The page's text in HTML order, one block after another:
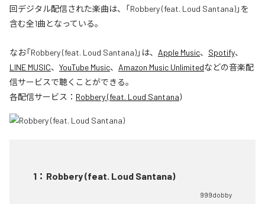
回デジタル配信された楽曲は、「Robbery (feat. Loud Santana)」を
含む全1曲となっている。
なお「Robbery (feat. Loud Santana)」は、 Apple Music、 Spotify、
LINE MUSIC、 YouTube Music、 Amazon Music Unlimitedなどの音楽配
信サービスで聴くことができる。
各配信サービス： Robbery (feat. Loud Santana)
1 ： Robbery (feat. Loud Santana)
999dobby